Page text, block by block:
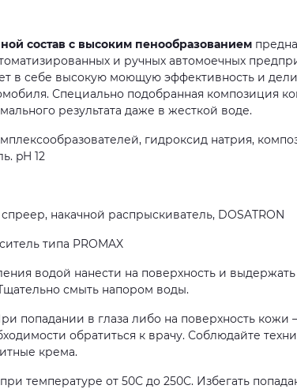
состав с высоким пенообразованием
и ручных автомоечных
в себе высокую моющую эффективность и
Специально подобранная композиция
результата даже в жесткой воде.
гидроксид натрия,
pH 12
спреер, накачной распрыскиватель, DOSATRON
типа PROMAX
водой нанести на поверхность и
смыть напором воды.
попадании в глаза либо на поверхность
обратиться к врачу. Соблюдайте
крема.
температуре от 50С до 250С. Избегать